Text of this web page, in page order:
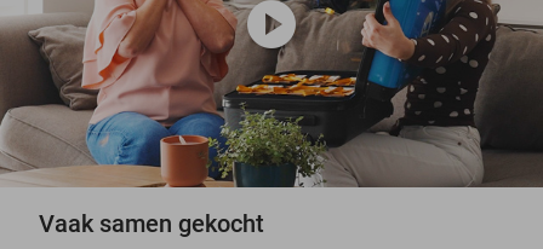
play_circle
Vaak samen gekocht